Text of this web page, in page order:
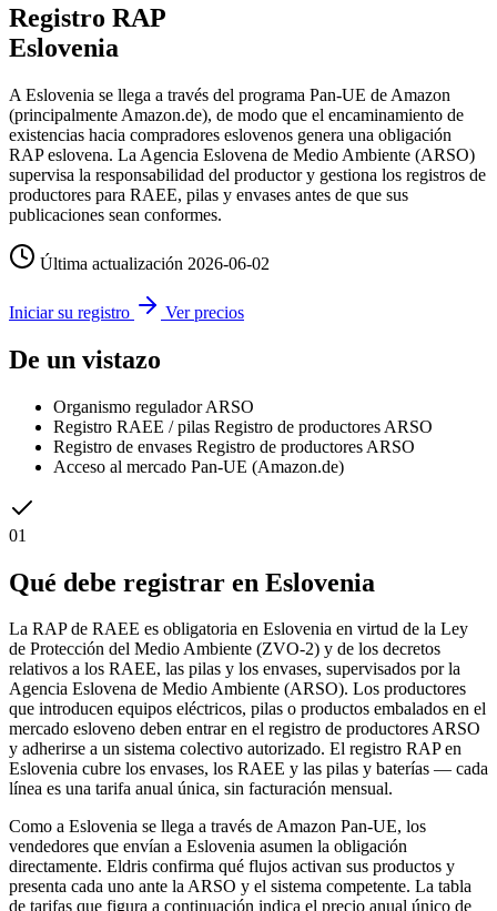
Registro RAP
Eslovenia
A Eslovenia se llega a través del programa Pan-UE de Amazon
(principalmente Amazon.de), de modo que el encaminamiento de
existencias hacia compradores eslovenos genera una obligación
RAP eslovena. La Agencia Eslovena de Medio Ambiente (ARSO)
supervisa la responsabilidad del productor y gestiona los registros de
productores para RAEE, pilas y envases antes de que sus
publicaciones sean conformes.
Última actualización 2026-06-02
Iniciar su registro Ver precios
De un vistazo
Organismo regulador ARSO
Registro RAEE / pilas Registro de productores ARSO
Registro de envases Registro de productores ARSO
Acceso al mercado Pan-UE (Amazon.de)
01
Qué debe registrar en Eslovenia
La RAP de RAEE es obligatoria en Eslovenia en virtud de la Ley
de Protección del Medio Ambiente (ZVO-2) y de los decretos
relativos a los RAEE, las pilas y los envases, supervisados por la
Agencia Eslovena de Medio Ambiente (ARSO). Los productores
que introducen equipos eléctricos, pilas o productos embalados en el
mercado esloveno deben entrar en el registro de productores ARSO
y adherirse a un sistema colectivo autorizado. El registro RAP en
Eslovenia cubre los envases, los RAEE y las pilas y baterías — cada
línea es una tarifa anual única, sin facturación mensual.
Como a Eslovenia se llega a través de Amazon Pan-UE, los
vendedores que envían a Eslovenia asumen la obligación
directamente. Eldris confirma qué flujos activan sus productos y
presenta cada uno ante la ARSO y el sistema competente. La tabla
de tarifas que figura a continuación indica el precio anual único de